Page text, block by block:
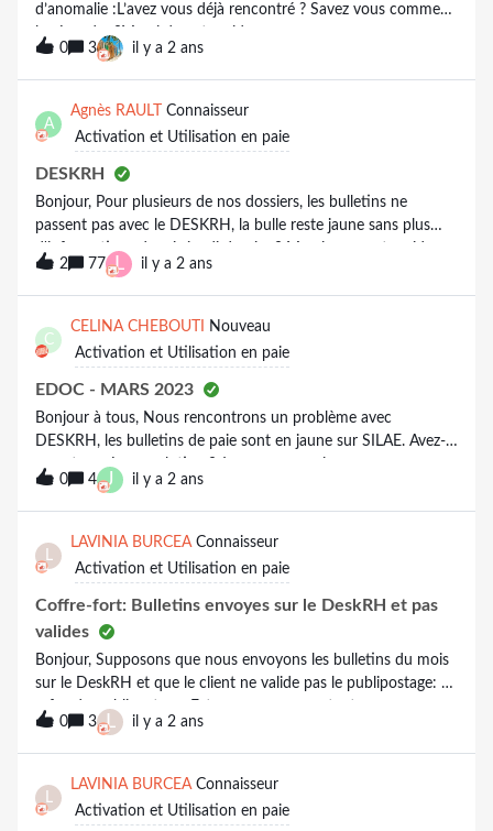
d’anomalie :L’avez vous déjà rencontré ? Savez vous comment
le résoudre ?Merci de votre aide
0
3 il y a 2 ans
A
Agnès RAULT
Connaisseur
Activation et Utilisation en paie
DESKRH
Bonjour, Pour plusieurs de nos dossiers, les bulletins ne
passent pas avec le DESKRH, la bulle reste jaune sans plus
d'informations depuis jeudi dernier ? Merci pour votre aide.
2
77 L il y a 2 ans
C
CELINA CHEBOUTI
Nouveau
Activation et Utilisation en paie
EDOC - MARS 2023
Bonjour à tous, Nous rencontrons un problème avec
DESKRH, les bulletins de paie sont en jaune sur SILAE. Avez-
vous trouvé une solution ? Je vous remercie,
0
4 J il y a 2 ans
L
LAVINIA BURCEA Connaisseur
Activation et Utilisation en paie
Coffre-fort: Bulletins envoyes sur le DeskRH et pas
valides
Bonjour, Supposons que nous envoyons les bulletins du mois
sur le DeskRH et que le client ne valide pas le publipostage: -
refus du publipostage: Est-ce que nous, en tant que
prestataire, sommes alertes? Car le suivi coffre-fort n`est pas
facile a suivre pour le prestataire si on a plusieurs dossiers, il
faut aller dossier par dossier sur les bulles des differentes
couleurs (rouge, orange…) - validation manuelle et oubli de
valider: pourquoi tant que les bulletins sont en attente de
0 3 L il y a 2 ans
L
LAVINIA BURCEA Connaisseur
Activation et Utilisation en paie